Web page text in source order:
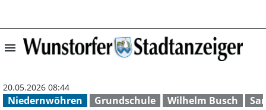
menu Grundschul-
Niedernwöhren Grundschule Wilhelm Busch
20.05.2026 08:44